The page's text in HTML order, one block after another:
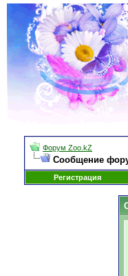
Форум Zoo.kZ
Сообщение
Регистрация